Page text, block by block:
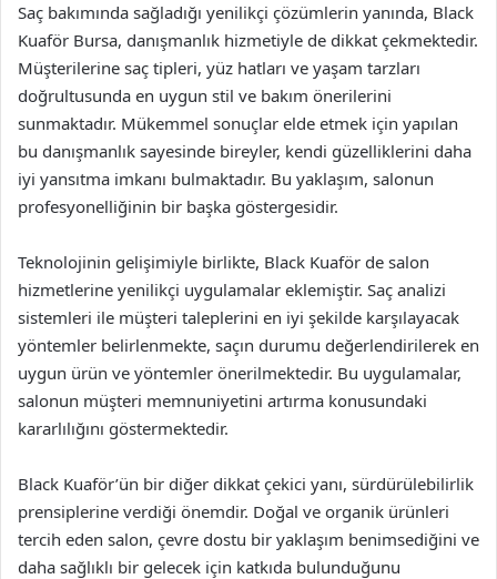
Saç bakımında sağladığı yenilikçi çözümlerin yanında, Black
Kuaför Bursa, danışmanlık hizmetiyle de dikkat çekmektedir.
Müşterilerine saç tipleri, yüz hatları ve yaşam tarzları
doğrultusunda en uygun stil ve bakım önerilerini
sunmaktadır. Mükemmel sonuçlar elde etmek için yapılan
bu danışmanlık sayesinde bireyler, kendi güzelliklerini daha
iyi yansıtma imkanı bulmaktadır. Bu yaklaşım, salonun
profesyonelliğinin bir başka göstergesidir.
Teknolojinin gelişimiyle birlikte, Black Kuaför de salon
hizmetlerine yenilikçi uygulamalar eklemiştir. Saç analizi
sistemleri ile müşteri taleplerini en iyi şekilde karşılayacak
yöntemler belirlenmekte, saçın durumu değerlendirilerek en
uygun ürün ve yöntemler önerilmektedir. Bu uygulamalar,
salonun müşteri memnuniyetini artırma konusundaki
kararlılığını göstermektedir.
Black Kuaför’ün bir diğer dikkat çekici yanı, sürdürülebilirlik
prensiplerine verdiği önemdir. Doğal ve organik ürünleri
tercih eden salon, çevre dostu bir yaklaşım benimsediğini ve
daha sağlıklı bir gelecek için katkıda bulunduğunu